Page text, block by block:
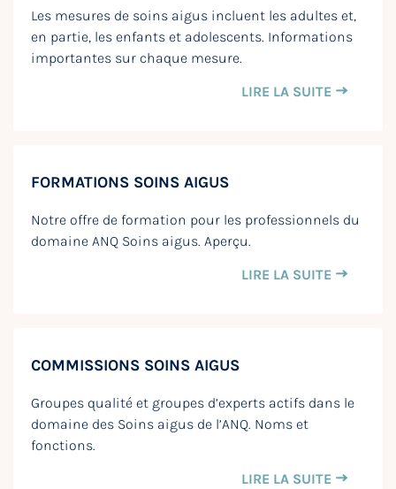
Les mesures de soins aigus incluent les adultes et,
en partie, les enfants et adolescents. Informations
importantes sur chaque mesure.
LIRE LA SUITE
FORMATIONS SOINS AIGUS
Notre offre de formation pour les professionnels du
domaine ANQ Soins aigus. Aperçu.
LIRE LA SUITE
COMMISSIONS SOINS AIGUS
Groupes qualité et groupes d’experts actifs dans le
domaine des Soins aigus de l’ANQ. Noms et
fonctions.
LIRE LA SUITE